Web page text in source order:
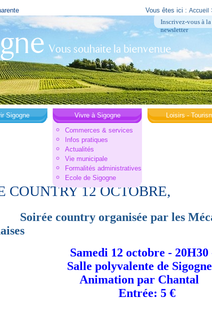
Vous êtes ici : Accueil
Inscrivez-vous à la
newsletter
Sigogne
Vivre à Sigogne
Commerces & services
Infos pratiques
Actualités
Vie municipale
Formalités administratives
Ecole de Sigogne
Loisirs -
COUNTRY 12 OCTOBRE,
country organisée par les
Samedi 12 octobre - 20H30
Salle polyvalente de
Animation par Chantal
Entrée: 5 €